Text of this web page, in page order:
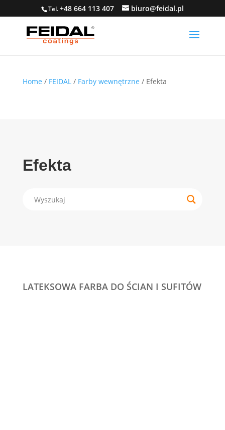
Tel.+48 664 113 407 biuro@feidal.pl
Home / FEIDAL/ Farby wewnętrzne / Efekta
Efekta
LATEKSOWA FARBA DO ŚCIAN I SUFITÓW